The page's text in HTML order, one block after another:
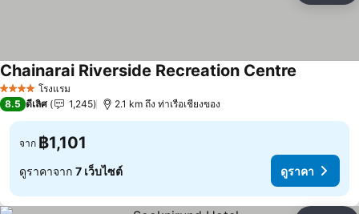
4 ดาว โรงแรม
Chainarai Riverside Recreation Centre
8.5 ดีเลิศ 1,245 2.1 km ถึง ท่าเรือเชียงของ
จาก ฿1,101
ดูราคาจาก 7 เว็บไซต์ ดูราคา